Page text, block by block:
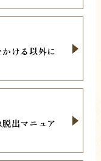
ける以外に
出マニュア